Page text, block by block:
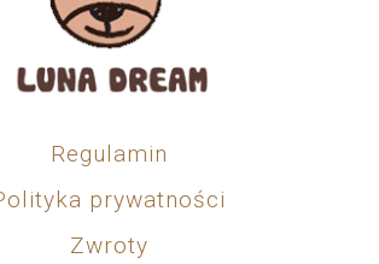
Regulamin
prywatności
Zwroty